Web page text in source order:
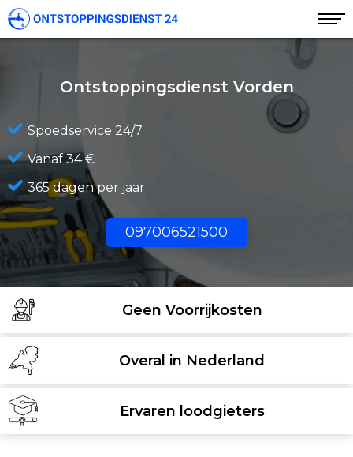
Ontstoppingsdienst Vorden
Spoedservice 24/7
Vanaf 34 €
365 dagen per jaar
097006521500
Geen Voorrijkosten
Overal in Nederland
Ervaren loodgieters